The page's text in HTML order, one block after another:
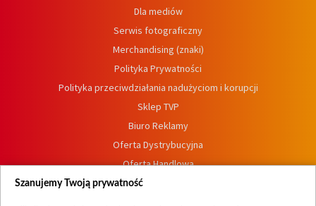
Dla mediów
Serwis fotograficzny
Merchandising (znaki)
Polityka Prywatności
Polityka przeciwdziałania nadużyciom i korupcji
Sklep TVP
Biuro Reklamy
Oferta Dystrybucyjna
Oferta Handlowa
Dostępność
Szanujemy Twoją prywatność